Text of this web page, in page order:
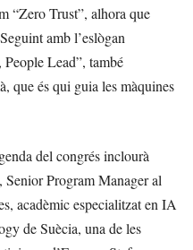
“Zero Trust”, alhora que
amb l’eslògan
Lead”, també
que és qui guia les màquines
del congrés inclourà
Program Manager al
acadèmic especialitzat en IA
de Suècia, una de les